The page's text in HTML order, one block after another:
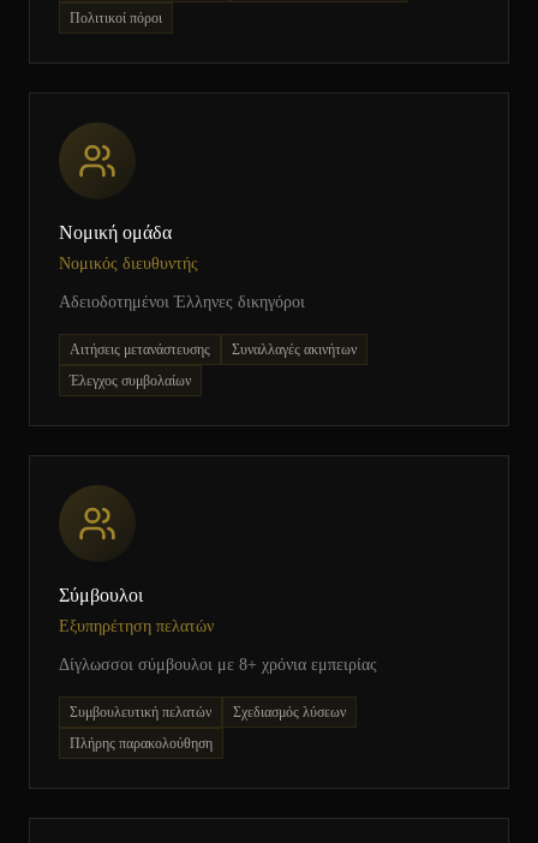
Πολιτικοί πόροι
Νομική ομάδα
Νομικός διευθυντής
Αδειοδοτημένοι Έλληνες δικηγόροι
Αιτήσεις μετανάστευσης
Συναλλαγές ακινήτων
Έλεγχος συμβολαίων
Σύμβουλοι
Εξυπηρέτηση πελατών
Δίγλωσσοι σύμβουλοι με 8+ χρόνια εμπειρίας
Συμβουλευτική πελατών
Σχεδιασμός λύσεων
Πλήρης παρακολούθηση